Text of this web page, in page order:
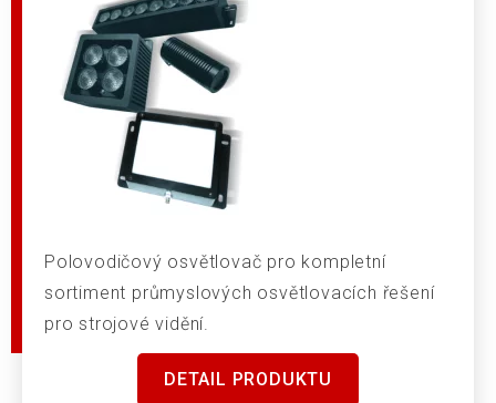
Polovodičový osvětlovač pro kompletní
sortiment průmyslových osvětlovacích řešení
pro strojové vidění.
DETAIL PRODUKTU